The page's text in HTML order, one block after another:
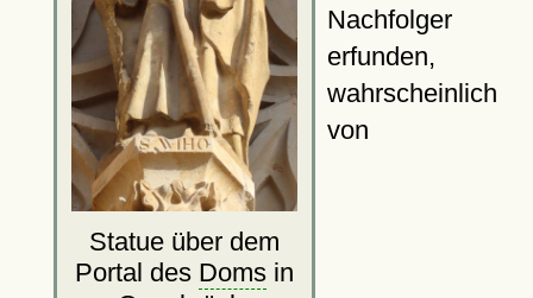
Statue über dem
Portal des Domsin
Nachfolger
erfunden,
wahrscheinlich
von